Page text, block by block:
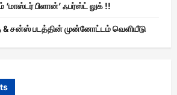
‘மாஸ்டர் பிளான்’ ஃபர்ஸ்ட் லுக் !!
& சன்ஸ் படத்தின் முன்னோட்டம் வெளியீடு